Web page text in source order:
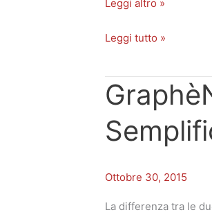
Leggi altro »
Leggi tutto »
Ottobre 30, 2015
La differenza tra le
GraphèNews
1-
2015:
Semplice
Semplificata
GraphèNews
1-
2015:
Semplice
Semplificata